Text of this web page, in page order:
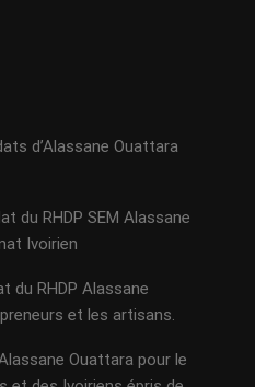
d’Alassane Ouattara
du RHDP SEM Alassane
Ivoirien
du RHDP Alassane
et les artisans.
Ouattara pour le